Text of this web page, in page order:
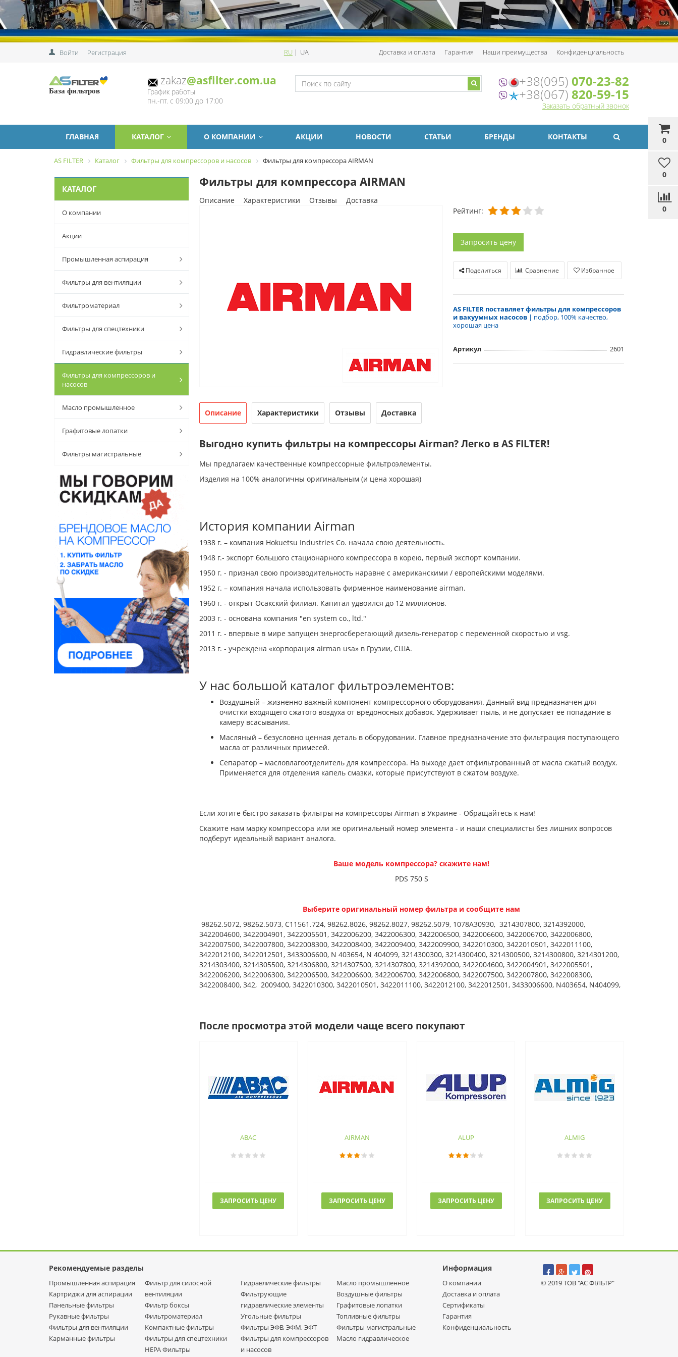
Войти Регистрация RU| UA Доставка и оплата Гарантия Наши преимущества Конфиденциальность
0
0
0
База фильтров
zakaz@asfilter.com.ua
График работы
пн.-пт. с 09:00 до 17:00
+38(095) 070-23-82
+38(067) 820-59-15
Заказать обратный звонок
ГЛАВНАЯ КАТАЛОГ О КОМПАНИИ АКЦИИ НОВОСТИ СТАТЬИ БРЕНДЫ КОНТАКТЫ
AS FILTER Каталог Фильтры для компрессоров и насосов Фильтры для компрессора AIRMAN
КАТАЛОГ
О компании
Акции
Промышленная аспирация
Фильтры для вентиляции
Фильтроматериал
Фильтры для спецтехники
Гидравлические фильтры
Фильтры для компрессоров и
насосов
Масло промышленное
Графитовые лопатки
Фильтры магистральные
Фильтры для компрессора AIRMAN
Описание Характеристики Отзывы
Доставка
Рейтинг:
Запросить цену
Поделиться Сравнение Избранное
AS FILTER поставляет фильтры для компрессоров
и вакуумных насосов| подбор, 100% качество,
хорошая цена
Артикул 2601
Описание Характеристики Отзывы Доставка
Выгодно купить фильтры на компрессоры Airman? Легко в AS FILTER!
Мы предлагаем качественные компрессорные фильтроэлементы.
Изделия на 100% аналогичны оригинальным (и цена хорошая)
История компании Airman
1938 г. – компания Hokuetsu Industries Co. начала свою деятельность.
1948 г.- экспорт большого стационарного компрессора в корею, первый экспорт компании.
1950 г. - признал свою производительность наравне с американскими / европейскими моделями.
1952 г. – компания начала использовать фирменное наименование airman.
1960 г. - открыт Осакский филиал. Капитал удвоился до 12 миллионов.
2003 г. - основана компания "en system co., ltd."
2011 г. - впервые в мире запущен энергосберегающий дизель-генератор с переменной скоростью и vsg.
2013 г. - учреждена «корпорация airman usa» в Грузии, США.
У нас большой каталог фильтроэлементов:
Воздушный – жизненно важный компонент компрессорного оборудования. Данный вид предназначен для
очистки входящего сжатого воздуха от вредоносных добавок. Удерживает пыль, и не допускает ее попадание в
камеру всасывания.
Масляный – безусловно ценная деталь в оборудовании. Главное предназначение это фильтрация поступающего
масла от различных примесей.
Сепаратор – масловлагоотделитель для компрессора. На выходе дает отфильтрованный от масла сжатый воздух.
Применяется для отделения капель смазки, которые присутствуют в сжатом воздухе.
Если хотите быстро заказать фильтры на компрессоры Airman в Украине - Обращайтесь к нам!
Скажите нам марку компрессора или же оригинальный номер элемента - и наши специалисты без лишних вопросов
подберут идеальный вариант аналога.
Ваше модель компрессора? скажите нам!
PDS 750 S
Выберите оригинальный номер фильтра и сообщите нам
98262.5072, 98262.5073, C11561.724, 98262.8026, 98262.8027, 98262.5079, 1078A30930, 3214307800, 3214392000,
3422004600, 3422004901, 3422005501, 3422006200, 3422006300, 3422006500, 3422006600, 3422006700, 3422006800,
3422007500, 3422007800, 3422008300, 3422008400, 3422009400, 3422009900, 3422010300, 3422010501, 3422011100,
3422012100, 3422012501, 3433006600, N 403654, N 404099, 3214300300, 3214300400, 3214300500, 3214300800, 3214301200,
3214303400, 3214305500, 3214306800, 3214307500, 3214307800, 3214392000, 3422004600, 3422004901, 3422005501,
3422006200, 3422006300, 3422006500, 3422006600, 3422006700, 3422006800, 3422007500, 3422007800, 3422008300,
3422008400, 342, 2009400, 3422010300, 3422010501, 3422011100, 3422012100, 3422012501, 3433006600, N403654, N404099,
После просмотра этой модели чаще всего покупают
ABAC
ЗАПРОСИТЬ ЦЕНУ
AIRMAN
ЗАПРОСИТЬ ЦЕНУ
ALUP
ЗАПРОСИТЬ ЦЕНУ
ALMIG
ЗАПРОСИТЬ ЦЕНУ
Рекомендуемые разделы Информация
Промышленная аспирация
Картриджи для аспирации
Панельные фильтры
Рукавные фильтры
Фильтры для вентиляции
Карманные фильтры
Фильтр для силосной
вентиляции
Фильтр боксы
Фильтроматериал
Компактные фильтры
Фильтры для спецтехники
НЕРА Фильтры
Гидравлические фильтры
Фильтрующие
гидравлические элементы
Угольные фильтры
Фильтры ЭФВ, ЭФМ, ЭФТ
Фильтры для компрессоров
и насосов
Масло промышленное
Воздушные фильтры
Графитовые лопатки
Топливные фильтры
Фильтры магистральные
Масло гидравлическое
О компании
Доставка и оплата
Сертификаты
Гарантия
Конфиденциальность
© 2019 ТОВ "АС ФІЛЬТР"